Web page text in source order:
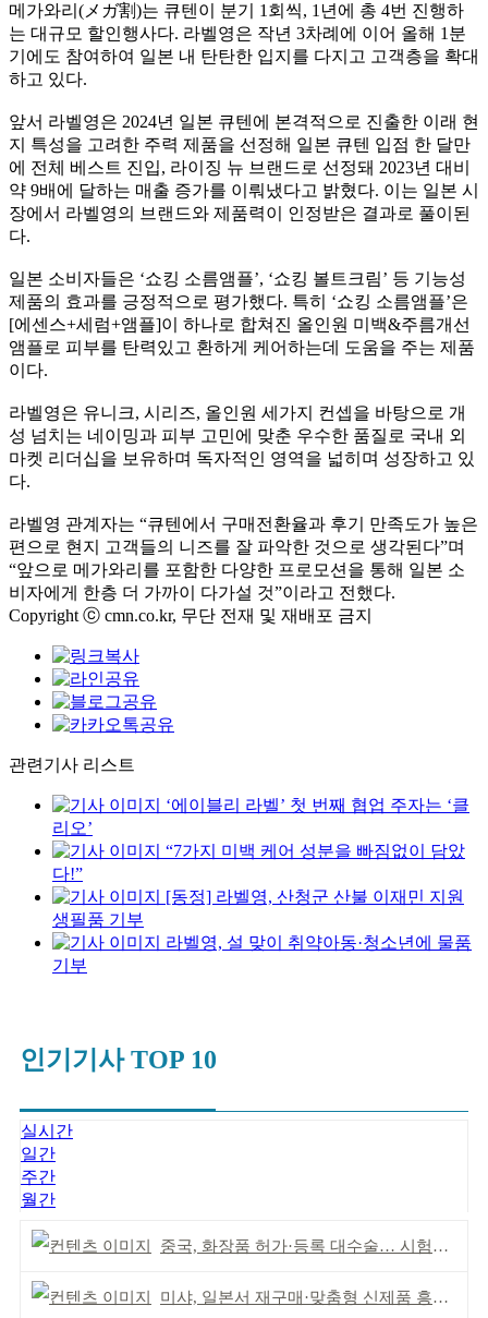
메가와리(メガ割)는 큐텐이 분기 1회씩, 1년에 총 4번 진행하
는 대규모 할인행사다. 라벨영은 작년 3차례에 이어 올해 1분
기에도 참여하여 일본 내 탄탄한 입지를 다지고 고객층을 확대
하고 있다.
앞서 라벨영은 2024년 일본 큐텐에 본격적으로 진출한 이래 현
지 특성을 고려한 주력 제품을 선정해 일본 큐텐 입점 한 달만
에 전체 베스트 진입, 라이징 뉴 브랜드로 선정돼 2023년 대비
약 9배에 달하는 매출 증가를 이뤄냈다고 밝혔다. 이는 일본 시
장에서 라벨영의 브랜드와 제품력이 인정받은 결과로 풀이된
다.
일본 소비자들은 ‘쇼킹 소름앰플’, ‘쇼킹 볼트크림’ 등 기능성
제품의 효과를 긍정적으로 평가했다. 특히 ‘쇼킹 소름앰플’은
[에센스+세럼+앰플]이 하나로 합쳐진 올인원 미백&주름개선
앰플로 피부를 탄력있고 환하게 케어하는데 도움을 주는 제품
이다.
라벨영은 유니크, 시리즈, 올인원 세가지 컨셉을 바탕으로 개
성 넘치는 네이밍과 피부 고민에 맞춘 우수한 품질로 국내 외
마켓 리더십을 보유하며 독자적인 영역을 넓히며 성장하고 있
다.
라벨영 관계자는 “큐텐에서 구매전환율과 후기 만족도가 높은
편으로 현지 고객들의 니즈를 잘 파악한 것으로 생각된다”며
“앞으로 메가와리를 포함한 다양한 프로모션을 통해 일본 소
비자에게 한층 더 가까이 다가설 것”이라고 전했다.
Copyright ⓒ cmn.co.kr, 무단 전재 및 재배포 금지
관련기사 리스트
‘에이블리 라벨’ 첫 번째 협업 주자는 ‘클
리오’
“7가지 미백 케어 성분을 빠짐없이 담았
다!”
[동정] 라벨영, 산청군 산불 이재민 지원
생필품 기부
라벨영, 설 맞이 취약아동·청소년에 물품
기부
인기기사 TOP 10
실시간
일간
주간
월간
중국, 화장품 허가·등록 대수술… 시험자료 공용 허용
미샤, 일본서 재구매·맞춤형 신제품 흥행 ‘쌍끌이’